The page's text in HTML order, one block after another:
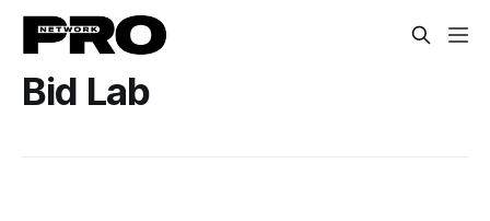
Bid Lab